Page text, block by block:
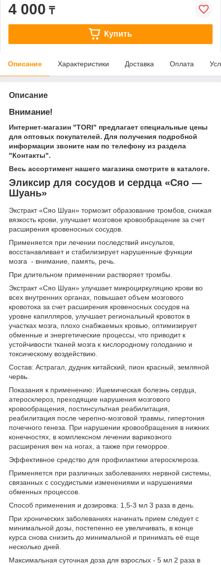
4 000 ₸
Купить
Описание Характеристики Доставка Оплата
Описание
Внимание!
Интернет-магазин "TORI" предлагает специальные цены
для оптовых покупателей. Для получения подробной
информации звоните нам по телефону из раздела
"Контакты".
Весь ассортимент нашего магазина смотрите в каталоге.
Эликсир для сосудов и сердца «Сяо —
Шуань»
Экстракт «Сяо Шуан» тормозит образование тромбов, снижая
вязкость крови, улучшает мозговое кровообращение за счет
расширения кровеносных сосудов.
Применяется при лечении последствий инсультов,
восстанавливает и стабилизирует нарушенные функции
мозга - внимание, память, речь.
При длительном применении растворяет тромбы.
Экстракт «Сяо Шуан» улучшает микроциркуляцию крови во
всех внутренних органах, повышает объем мозгового
кровотока за счет расширения кровеносных сосудов на
уровне капилляров, улучшает региональный кровоток в
участках мозга, плохо снабжаемых кровью, оптимизирует
обменные и энергетические процессы, что приводит к
устойчивости тканей мозга к кислородному голоданию и
токсическому воздействию.
Состав: Астрагал, дудник китайский, пион красный, земляной
червь.
Показания к применению: Ишемическая болезнь сердца,
атеросклероз, преходящие нарушения мозгового
кровообращения, постинсультная реабилитация,
реабилитация после черепно-мозговой травмы, гипертония
почечного генеза. При нарушении кровообращения в нижних
конечностях, в комплексном лечении варикозного
расширения вен на ногах, а также при геморрое.
Эффективное средство для профилактики атеросклероза.
Применяется при различных заболеваниях нервной системы,
связанных с сосудистыми изменениями и нарушениями
обменных процессов.
Способ применения и дозировка: 1,5-3 мл 3 раза в день.
При хронических заболеваниях начинать прием следует с
минимальной дозы, постепенно ее увеличивать, в конце
курса снова снизить до минимальной и принимать её еще
несколько дней.
Максимальная суточная доза для взрослых - 5 мл 2 раза в